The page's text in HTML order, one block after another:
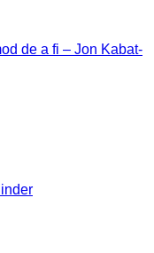
de a fi – Jon Kabat-